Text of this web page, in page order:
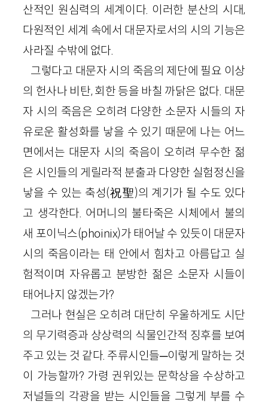
산적인 원심력의 세계이다. 이러한 분산의 시대,
다원적인 세계 속에서 대문자로서의 시의 기능은
사라질 수밖에 없다.
그렇다고 대문자 시의 죽음의 제단에 필요 이상
의 헌사나 비탄, 회한 등을 바칠 까닭은 없다. 대문
자 시의 죽음은 오히려 다양한 소문자 시들의 자
유로운 활성화를 낳을 수 있기 때문에 나는 어느
면에서는 대문자 시의 죽음이 오히려 무수한 젊
은 시인들의 게릴라적 분출과 다양한 실험정신을
낳을 수 있는 축성(祝聖)의 계기가 될 수도 있다
고 생각한다. 어머니의 불타죽은 시체에서 불의
새 포이닉스(phoinix)가 태어날 수 있듯이 대문자
시의 죽음이라는 태 안에서 힘차고 아름답고 실
험적이며 자유롭고 분방한 젊은 소문자 시들이
태어나지 않겠는가?
그러나 현실은 오히려 대단히 우울하게도 시단
의 무기력증과 상상력의 식물인간적 징후를 보여
주고 있는 것 같다. 주류시인들─이렇게 말하는 것
이 가능할까? 가령 권위있는 문학상을 수상하고
저널들의 각광을 받는 시인들을 그렇게 부를 수